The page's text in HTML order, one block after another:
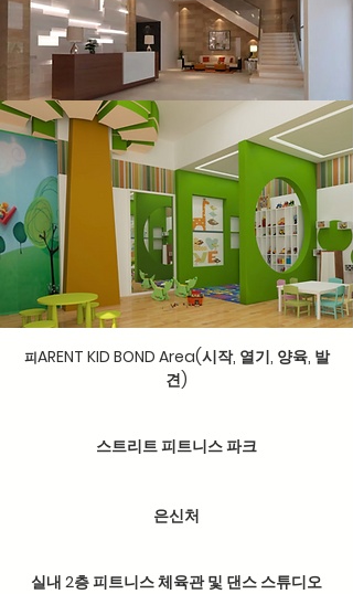
피ARENT KID BOND Area(시작, 열기, 양육, 발
견)
스트리트 피트니스 파크
은신처
실내 2층 피트니스 체육관 및 댄스 스튜디오